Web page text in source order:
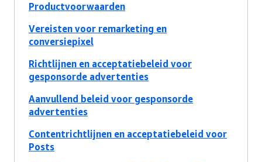
Productvoorwaarden
Vereisten voor remarketing en
conversiepixel
Richtlijnen en acceptatiebeleid voor
gesponsorde advertenties
Aanvullend beleid voor gesponsorde
advertenties
Contentrichtlijnen en acceptatiebeleid voor
Posts